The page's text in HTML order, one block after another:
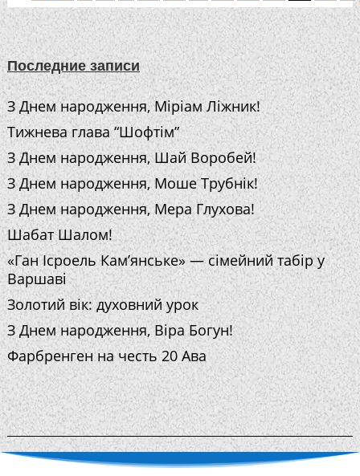
Последние записи
З Днем народження, Міріам Ліжник!
Тижнева глава “Шофтім”
З Днем народження, Шай Воробей!
З Днем народження, Моше Трубнік!
З Днем народження, Мера Глухова!
Шабат Шалом!
«Ган Ісроель Кам’янське» — сімейний табір у
Варшаві
Золотий вік: духовний урок
З Днем народження, Віра Богун!
Фарбренген на честь 20 Ава